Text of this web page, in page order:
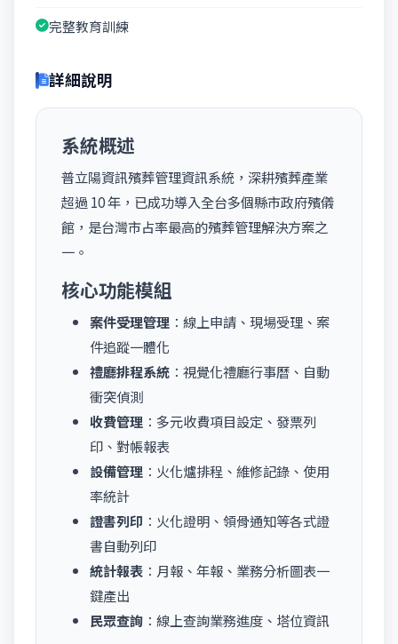
完整教育訓練
詳細說明
系統概述
普立陽資訊殯葬管理資訊系統，深耕殯葬產業
超過 10 年，已成功導入全台多個縣市政府殯儀
館，是台灣市占率最高的殯葬管理解決方案之
一。
核心功能模組
案件受理管理 ：線上申請、現場受理、案
件追蹤一體化
禮廳排程系統 ：視覺化禮廳行事曆、自動
衝突偵測
收費管理 ：多元收費項目設定、發票列
印、對帳報表
設備管理 ：火化爐排程、維修記錄、使用
率統計
證書列印 ：火化證明、領骨通知等各式證
書自動列印
統計報表 ：月報、年報、業務分析圖表一
鍵產出
民眾查詢 ：線上查詢業務進度、塔位資訊